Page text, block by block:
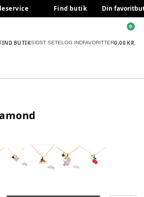
Find butik Din
FIND BUTIKSIDST SETELOG INDFAVORITTER0,00 KR.
0